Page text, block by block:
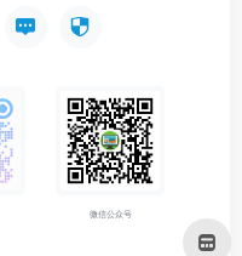
微信公众号